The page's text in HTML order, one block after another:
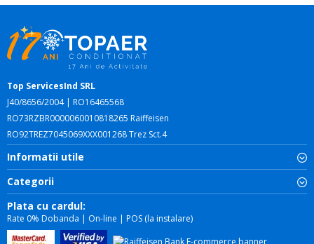
Top ServicesInd SRL
J40/8656/2004 | RO16465568
RO73RZBR0000060010818265 Raiffeisen
RO92TREZ7045069XXX001268 Trez Sct.4
Informatii utile
Categorii
Plata cu cardul:
Rate 0% Dobanda | On-line | POS (la instalare)